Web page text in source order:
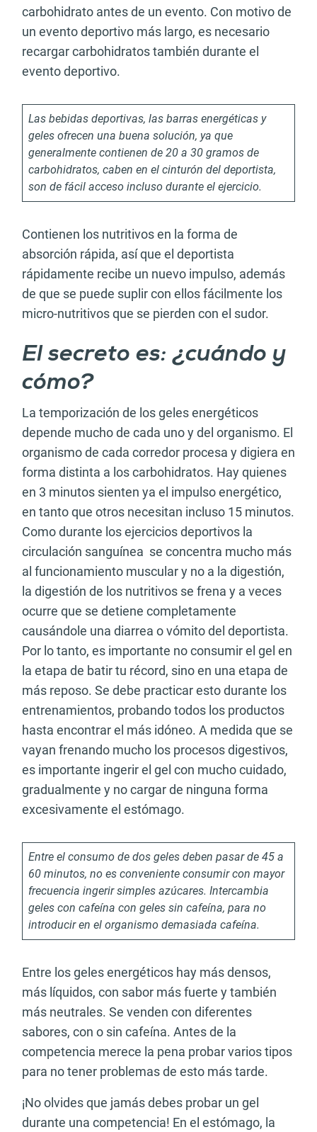
carbohidrato antes de un evento. Con motivo de
un evento deportivo más largo, es necesario
recargar carbohidratos también durante el
evento deportivo.
Las bebidas deportivas, las barras energéticas y
geles ofrecen una buena solución, ya que
generalmente contienen de 20 a 30 gramos de
carbohidratos, caben en el cinturón del deportista,
son de fácil acceso incluso durante el ejercicio.
Contienen los nutritivos en la forma de
absorción rápida, así que el deportista
rápidamente recibe un nuevo impulso, además
de que se puede suplir con ellos fácilmente los
micro-nutritivos que se pierden con el sudor.
El secreto es: ¿cuándo y
cómo?
La temporización de los geles energéticos
depende mucho de cada uno y del organismo. El
organismo de cada corredor procesa y digiera en
forma distinta a los carbohidratos. Hay quienes
en 3 minutos sienten ya el impulso energético,
en tanto que otros necesitan incluso 15 minutos.
Como durante los ejercicios deportivos la
circulación sanguínea se concentra mucho más
al funcionamiento muscular y no a la digestión,
la digestión de los nutritivos se frena y a veces
ocurre que se detiene completamente
causándole una diarrea o vómito del deportista.
Por lo tanto, es importante no consumir el gel en
la etapa de batir tu récord, sino en una etapa de
más reposo. Se debe practicar esto durante los
entrenamientos, probando todos los productos
hasta encontrar el más idóneo. A medida que se
vayan frenando mucho los procesos digestivos,
es importante ingerir el gel con mucho cuidado,
gradualmente y no cargar de ninguna forma
excesivamente el estómago.
Entre el consumo de dos geles deben pasar de 45 a
60 minutos, no es conveniente consumir con mayor
frecuencia ingerir simples azúcares. Intercambia
geles con cafeína con geles sin cafeína, para no
introducir en el organismo demasiada cafeína.
Entre los geles energéticos hay más densos,
más líquidos, con sabor más fuerte y también
más neutrales. Se venden con diferentes
sabores, con o sin cafeína. Antes de la
competencia merece la pena probar varios tipos
para no tener problemas de esto más tarde.
¡No olvides que jamás debes probar un gel
durante una competencia! En el estómago, la